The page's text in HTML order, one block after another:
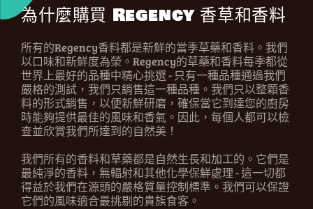
為什麼購買 Regency 香草和香料
所有的Regency香料都是新鮮的當季草藥和香料。我們
以口味和新鮮度為榮。Regency的草藥和香料每季都從
世界上最好的品種中精心挑選 - 只有一種品種通過我們
嚴格的測試，我們只銷售這一種品種。我們只以整顆香
料的形式銷售，以便新鮮研磨，確保當它到達您的廚房
時能夠提供最佳的風味和香氣。因此，每個人都可以檢
查並欣賞我們所達到的自然美！
我們所有的香料和草藥都是自然生長和加工的。它們是
最純淨的香料，無輻射和其他化學保鮮處理 - 這一切都
得益於我們在源頭的嚴格質量控制標準。我們可以保證
它們的風味適合最挑剔的貴族食客。